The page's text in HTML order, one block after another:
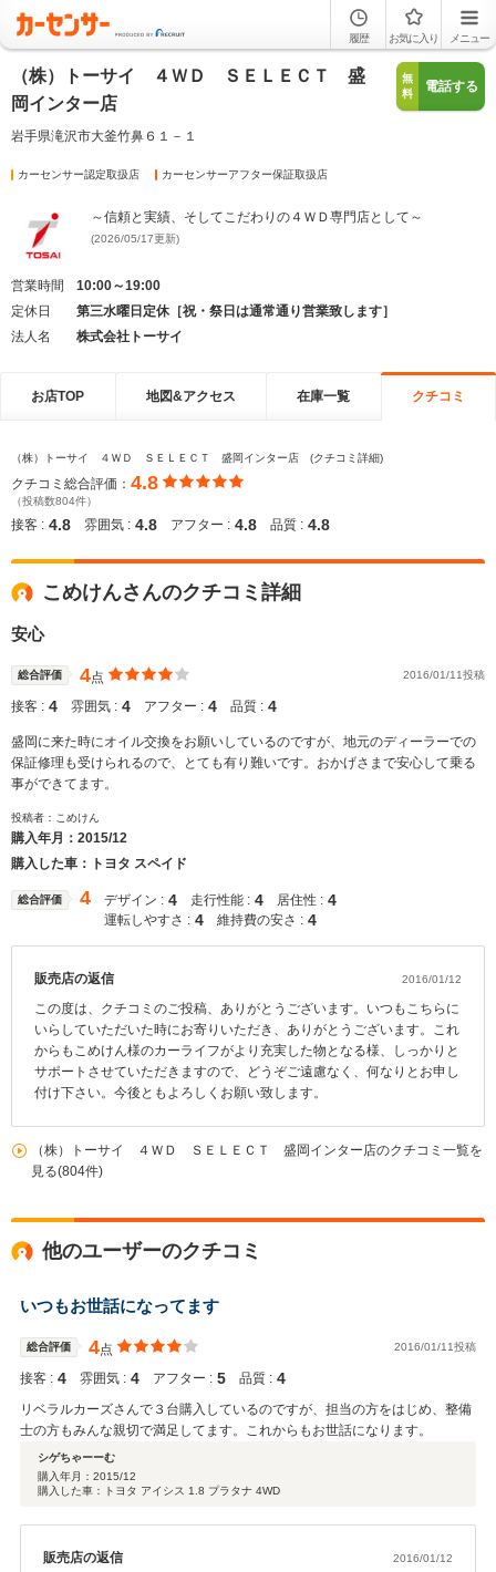
履歴 お気に入り メニュー
（株）トーサイ ４ＷＤ ＳＥＬＥＣＴ 盛
岡インター店
岩手県滝沢市大釜竹鼻６１－１
無
料
電話する
カーセンサー認定取扱店 カーセンサーアフター保証取扱店
～信頼と実績、そしてこだわりの４ＷＤ専門店として～
(2026/05/17更新)
営業時間
10:00～19:00
定休日
第三水曜日定休［祝・祭日は通常通り営業致します］
法人名
株式会社トーサイ
お店TOP 地図&アクセス 在庫一覧 クチコミ
（株）トーサイ ４ＷＤ ＳＥＬＥＣＴ 盛岡インター店 (クチコミ詳細)
クチコミ総合評価： 4.8
（投稿数804件）
接客 : 4.8 雰囲気 : 4.8 アフター : 4.8 品質 : 4.8
こめけんさんのクチコミ詳細
安心
総合評価 4点 2016/01/11投稿
接客 : 4 雰囲気 : 4 アフター : 4 品質 : 4
盛岡に来た時にオイル交換をお願いしているのですが、地元のディーラーでの
保証修理も受けられるので、とても有り難いです。おかげさまで安心して乗る
事ができてます。
投稿者：こめけん
購入年月： 2015/12
購入した車：トヨタ スペイド
総合評価 4 デザイン : 4 走行性能 : 4 居住性 : 4
運転しやすさ : 4 維持費の安さ : 4
販売店の返信 2016/01/12
この度は、クチコミのご投稿、ありがとうございます。いつもこちらに
いらしていただいた時にお寄りいただき、ありがとうございます。これ
からもこめけん様のカーライフがより充実した物となる様、しっかりと
サポートさせていただきますので、どうぞご遠慮なく、何なりとお申し
付け下さい。今後ともよろしくお願い致します。
（株）トーサイ ４ＷＤ ＳＥＬＥＣＴ 盛岡インター店のクチコミ一覧を
見る(804件)
他のユーザーのクチコミ
いつもお世話になってます
総合評価 4点 2016/01/11投稿
接客 : 4 雰囲気 : 4 アフター : 5 品質 : 4
リベラルカーズさんで３台購入しているのですが、担当の方をはじめ、整備
士の方もみんな親切で満足してます。これからもお世話になります。
シゲちゃーーむ
購入年月： 2015/12
購入した車：トヨタ アイシス 1.8 プラタナ 4WD
販売店の返信 2016/01/12